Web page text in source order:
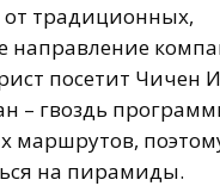
традиционных,
направление
посетит Чичен
– гвоздь
маршрутов,
на пирамиды.